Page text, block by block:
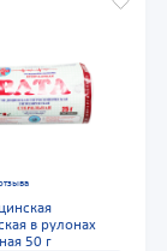
в рулонах
50 г